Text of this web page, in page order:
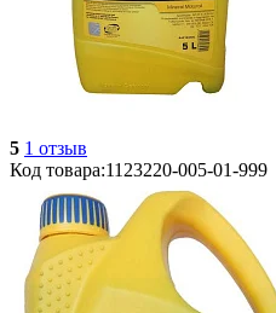
5 1 отзыв
Код товара:1123220-005-01-999